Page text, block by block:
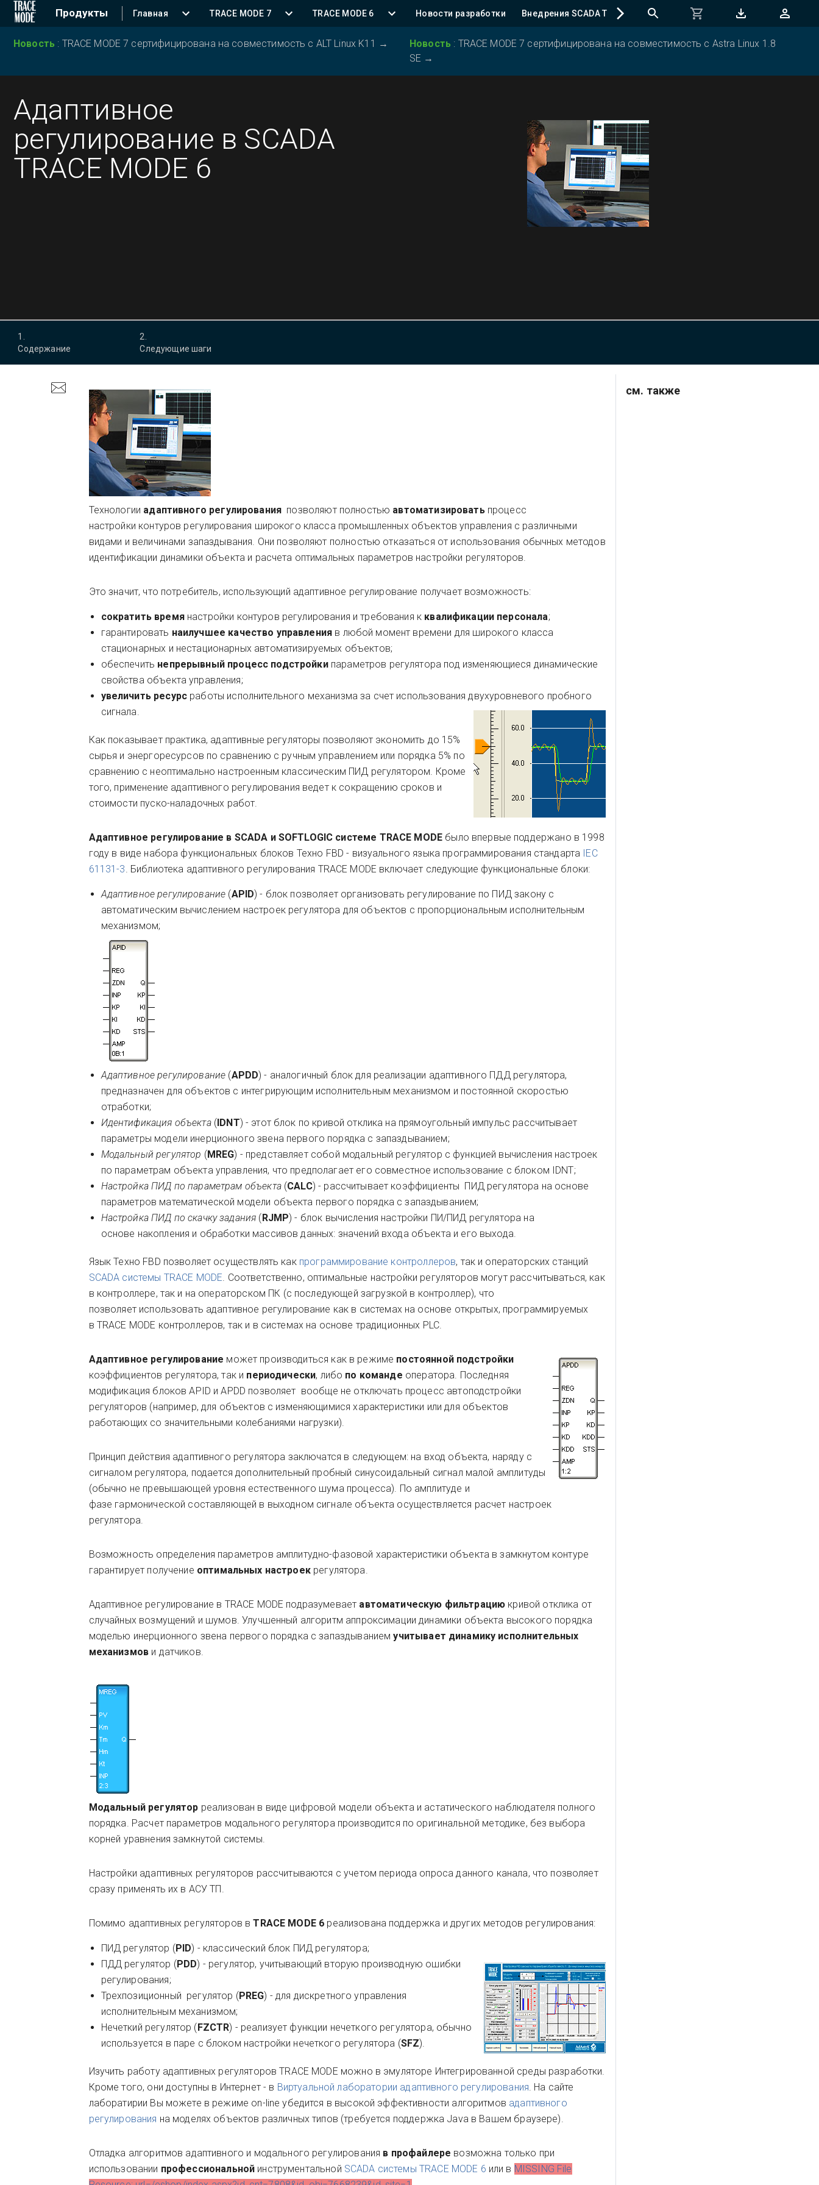
Продукты Главная TRACE MODE 7 TRACE MODE 6 Новости разработки Внедрения SCADA TRACE MODE Регистрация программ
Новость : TRACE MODE 7 сертифицирована на совместимость с ALT Linux K11 → Новость : TRACE MODE 7 сертифицирована на совместимость с Astra Linux 1.8
SE →
Адаптивное
регулирование в SCADA
TRACE MODE 6
1
Содержание
2
Следующие шаги
Технологии адаптивного регулирования позволяют полностью автоматизировать процесс
настройки контуров регулирования широкого класса промышленных объектов управления с различными
видами и величинами запаздывания. Они позволяют полностью отказаться от использования обычных методов
идентификации динамики объекта и расчета оптимальных параметров настройки регуляторов.
Это значит, что потребитель, использующий адаптивное регулирование получает возможность:
сократить времянастройки контуров регулирования и требования к квалификации персонала;
гарантировать наилучшее качество управления в любой момент времени для широкого класса
стационарных и нестационарных автоматизируемых объектов;
обеспечить непрерывный процесс подстройки параметров регулятора под изменяющиеся динамические
свойства объекта управления;
увеличить ресурс работы исполнительного механизма за счет использования двухуровневого пробного
сигнала.
Как показывает практика, адаптивные регуляторы позволяют экономить до 15%
сырья и энергоресурсов по сравнению с ручным управлением или порядка 5% по
сравнению с неоптимально настроенным классическим ПИД регулятором. Кроме
того, применение адаптивного регулирования ведет к сокращению сроков и
стоимости пуско-наладочных работ.
Адаптивное регулирование в SCADA и SOFTLOGIC системе TRACE MODE было впервые поддержано в 1998
году в виде набора функциональных блоков Техно FBD - визуального языка программирования стандарта IEC
61131-3. Библиотека адаптивного регулирования TRACE MODE включает следующие функциональные блоки:
Адаптивное регулирование (APID) - блок позволяет организовать регулирование по ПИД закону с
автоматическим вычислением настроек регулятора для объектов с пропорциональным исполнительным
механизмом;
Адаптивное регулирование (APDD) - аналогичный блок для реализации адаптивного ПДД регулятора,
предназначен для объектов с интегрирующим исполнительным механизмом и постоянной скоростью
отработки;
Идентификация объекта(IDNT) - этот блок по кривой отклика на прямоугольный импульс рассчитывает
параметры модели инерционного звена первого порядка с запаздыванием;
Модальный регулятор (MREG) - представляет собой модальный регулятор с функцией вычисления настроек
по параметрам объекта управления, что предполагает его совместное использование с блоком IDNT;
Настройка ПИД по параметрам объекта(CALC) - рассчитывает коэффициенты ПИД регулятора на основе
параметров математической модели объекта первого порядка с запаздыванием;
Настройка ПИД по скачку задания (RJMP) - блок вычисления настройки ПИ/ПИД регулятора на
основе накопления и обработки массивов данных: значений входа объекта и его выхода.
Язык Техно FBD позволяет осуществлять как программирование контроллеров, так и операторских станций
SCADA системы TRACE MODE. Соответственно, оптимальные настройки регуляторов могут рассчитываться, как
в контроллере, так и на операторском ПК (с последующей загрузкой в контроллер), что
позволяет использовать адаптивное регулирование как в системах на основе открытых, программируемых
в TRACE MODE контроллеров, так и в системах на основе традиционных PLC.
Адаптивное регулирование может производиться как в режиме постоянной подстройки
коэффициентов регулятора, так и периодически, либо по команде оператора. Последняя
модификация блоков APID и APDD позволяет вообще не отключать процесс автоподстройки
регуляторов (например, для объектов с изменяющимися характеристики или для объектов
работающих со значительными колебаниями нагрузки).
Принцип действия адаптивного регулятора заключатся в следующем: на вход объекта, наряду с
сигналом регулятора, подается дополнительный пробный синусоидальный сигнал малой амплитуды
(обычно не превышающей уровня естественного шума процесса). По амплитуде и
фазе гармонической составляющей в выходном сигнале объекта осуществляется расчет настроек
регулятора.
Возможность определения параметров амплитудно-фазовой характеристики объекта в замкнутом контуре
гарантирует получение оптимальных настроек регулятора.
Адаптивное регулирование в TRACE MODE подразумевает автоматическую фильтрацию кривой отклика от
случайных возмущений и шумов. Улучшенный алгоритм аппроксимации динамики объекта высокого порядка
моделью инерционного звена первого порядка с запаздываниемучитывает динамику исполнительных
механизмов и датчиков.
Модальный регулятор реализован в виде цифровой модели объекта и астатического наблюдателя полного
порядка. Расчет параметров модального регулятора производится по оригинальной методике, без выбора
корней уравнения замкнутой системы.
Настройки адаптивных регуляторов рассчитываются с учетом периода опроса данного канала, что позволяет
сразу применять их в АСУ ТП.
Помимо адаптивных регуляторов вTRACE MODE 6 реализована поддержка и других методов регулирования:
ПИД регулятор (PID) - классический блок ПИД регулятора;
ПДД регулятор (PDD) - регулятор, учитывающий вторую производную ошибки
регулирования;
Трехпозиционный регулятор (PREG) - для дискретного управления
исполнительным механизмом;
Нечеткий регулятор (FZCTR) - реализует функции нечеткого регулятора, обычно
используется в паре с блоком настройки нечеткого регулятора (SFZ).
Изучить работу адаптивных регуляторов TRACE MODE можно в эмуляторе Интегрированной среды разработки.
Кроме того, они доступны в Интернет - в Виртуальной лаборатории адаптивного регулирования. На сайте
лаборатирии Вы можете в режиме on-line убедится в высокой эффективности алгоритмов адаптивного
регулирования на моделях объектов различных типов (требуется поддержка Java в Вашем браузере).
Отладка алгоритмов адаптивного и модального регулирования в профайлере возможна только при
использовании профессиональной инструментальной SCADA системы TRACE MODE 6 или в MISSING File
см. также